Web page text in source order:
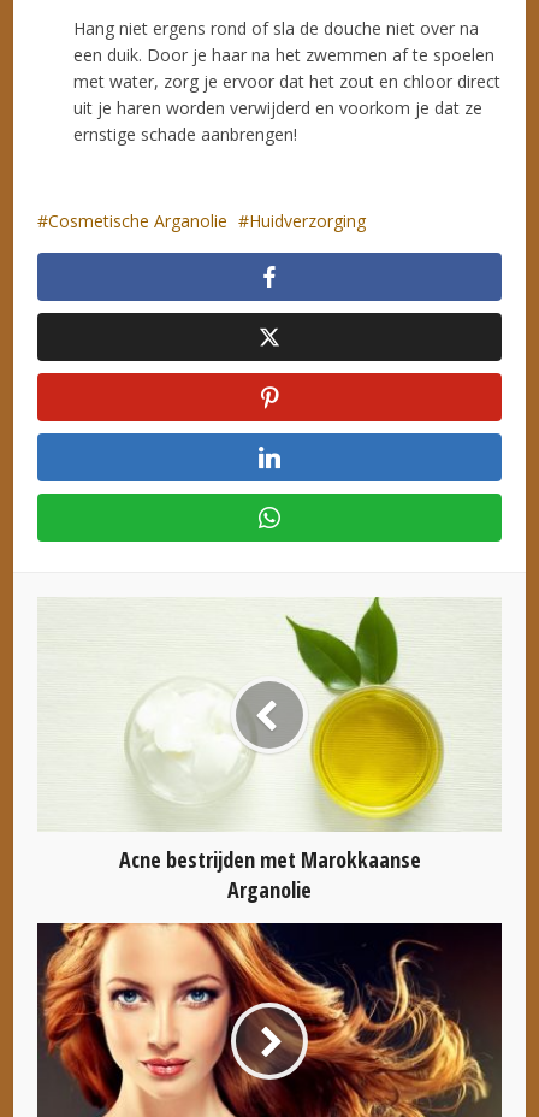
Hang niet ergens rond of sla de douche niet over na
een duik. Door je haar na het zwemmen af te spoelen
met water, zorg je ervoor dat het zout en chloor direct
uit je haren worden verwijderd en voorkom je dat ze
ernstige schade aanbrengen!
Cosmetische Arganolie Huidverzorging
Acne bestrijden met Marokkaanse
Arganolie